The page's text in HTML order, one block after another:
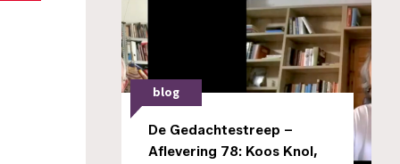
blog
De Gedachtestreep –
Aflevering 78: Koos Knol,